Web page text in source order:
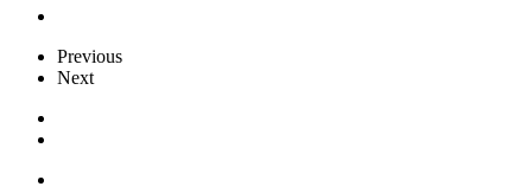
Previous
Next